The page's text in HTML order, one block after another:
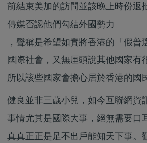
前結束美加的訪問並該晚上時份返
傳媒否認他們勾結外國勢力
，聲稱是希望如實將香港的「假普
國際社會，又無厘頭說其他國家有
所以該些國家會擔心居於香港的國
健良並非三歲小兒，如今互聯網資
事情尤其是國際大事，絕無需要口
真真正正是足不出戶能知天下事。